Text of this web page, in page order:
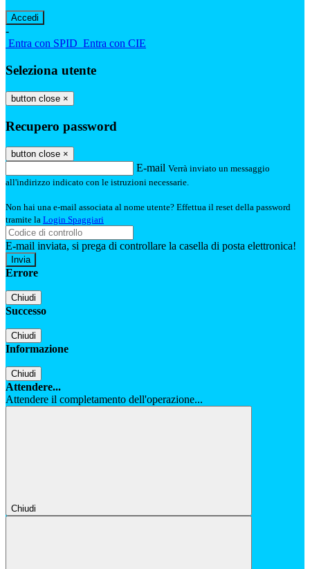
-
Entra con SPID Entra con CIE
Seleziona utente
button close ×
Recupero password
button close ×
E-mail Verrà inviato un messaggio
all'indirizzo indicato con le istruzioni necessarie.
Non hai una e-mail associata al nome utente? Effettua il reset della password
tramite la Login Spaggiari
E-mail inviata, si prega di controllare la casella di posta elettronica!
Errore
Chiudi
Successo
Chiudi
Informazione
Chiudi
Attendere...
Attendere il completamento dell'operazione...
Chiudi